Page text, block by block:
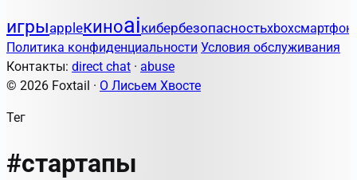
игрыappleкиноaiкибербезопасностьxbox
Политика конфиденциальности Условия обслуживания
Контакты: direct chat · abuse
© 2026 Foxtail · О Лисьем Хвосте
Тег
#стартапы